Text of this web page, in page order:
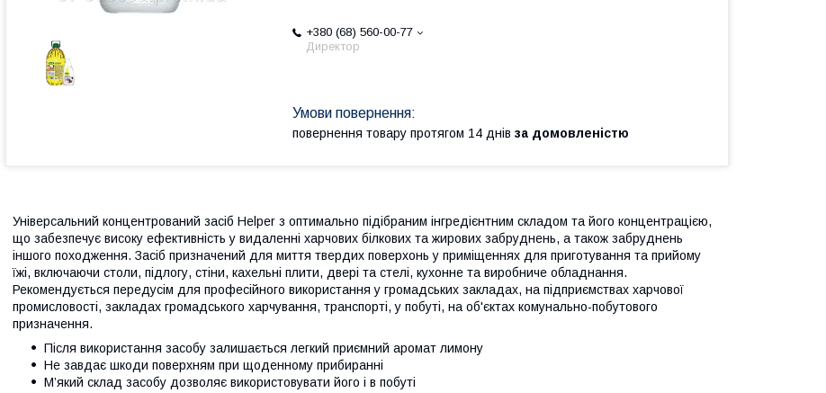
+380 (68) 560-00-77
Директор
повернення товару протягом 14 днів за домовленістю
Універсальний концентрований засіб Helper з оптимально підібраним інгредієнтним складом та його концентрацією,
що забезпечує високу ефективність у видаленні харчових білкових та жирових забруднень, а також забруднень
іншого походження. Засіб призначений для миття твердих поверхонь у приміщеннях для приготування та прийому
їжі, включаючи столи, підлогу, стіни, кахельні плити, двері та стелі, кухонне та виробниче обладнання.
Рекомендується передусім для професійного використання у громадських закладах, на підприємствах харчової
промисловості, закладах громадського харчування, транспорті, у побуті, на об'єктах комунально-побутового
призначення.
Після використання засобу залишається легкий приємний аромат лимону
Не завдає шкоди поверхням при щоденному прибиранні
М’який склад засобу дозволяє використовувати його і в побуті